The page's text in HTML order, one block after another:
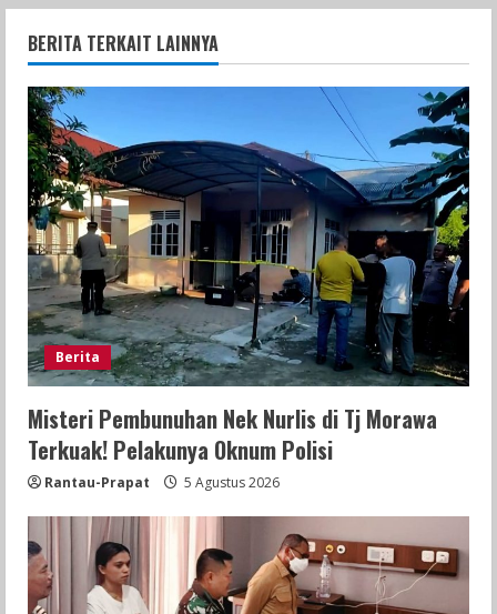
BERITA TERKAIT LAINNYA
Berita
Misteri Pembunuhan Nek Nurlis di Tj Morawa
Terkuak! Pelakunya Oknum Polisi
Rantau-Prapat 5 Agustus 2026